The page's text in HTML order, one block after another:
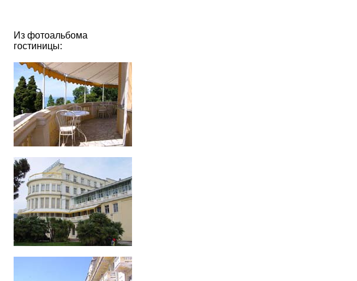
Из фотоальбома
гостиницы: